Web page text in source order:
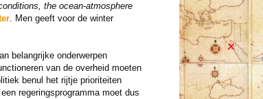
the ocean-atmosphere
. Men geeft voor de winter
belangrijke onderwerpen
van de overheid moeten
benul het rijtje prioriteiten
regeringsprogramma moet dus